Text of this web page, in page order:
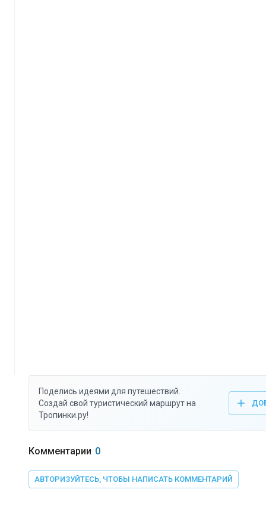
Поделись идеями для путешествий.
Создай свой туристический маршрут на
Тропинки.ру!
Комментарии 0
АВТОРИЗУЙТЕСЬ, ЧТОБЫ НАПИСАТЬ КОММЕНТАРИЙ